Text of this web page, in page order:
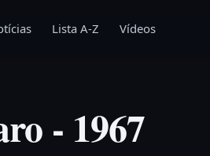
Lista A-Z Vídeos
- 1967